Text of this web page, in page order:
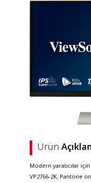
Ürün
Modern yaratıcılar
VP2766-2K, Pantone